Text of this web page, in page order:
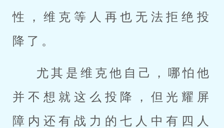
性，维克等人再也无法拒绝投
降了。
尤其是维克他自己，哪怕他
并不想就这么投降，但光耀屏
障内还有战力的七人中有四人